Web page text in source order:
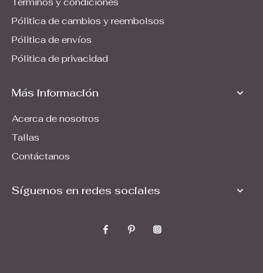
Pólitica de cambios y reembolsos
Pólitica de envíos
Pólitica de privacidad
Más información
Acerca de nosotros
Tallas
Contáctanos
Síguenos en redes sociales